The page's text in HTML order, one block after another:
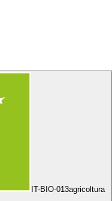
IT-BIO-013agricoltura